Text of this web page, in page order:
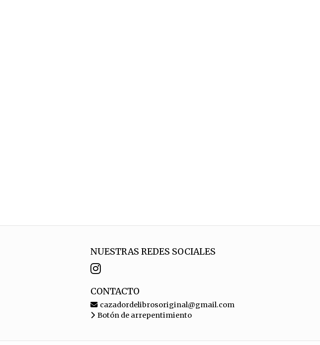
NUESTRAS REDES SOCIALES
CONTACTO
cazadordelibrosoriginal@gmail.com
Botón de arrepentimiento